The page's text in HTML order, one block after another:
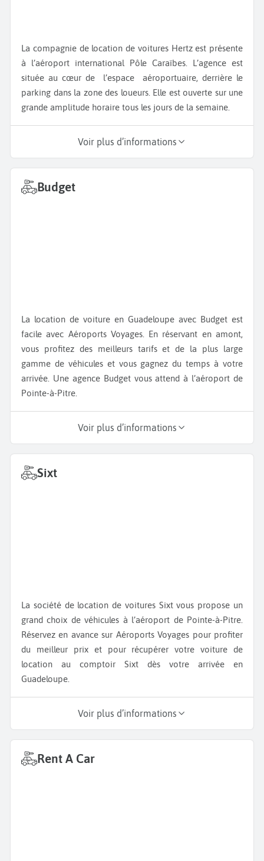
La compagnie de location de voitures Hertz est présente
à l’aéroport international Pôle Caraïbes. L’agence est
située au cœur de l’espace aéroportuaire, derrière le
parking dans la zone des loueurs. Elle est ouverte sur une
grande amplitude horaire tous les jours de la semaine.
Voir plus d’informations
Budget
La location de voiture en Guadeloupe avec Budget est
facile avec Aéroports Voyages. En réservant en amont,
vous profitez des meilleurs tarifs et de la plus large
gamme de véhicules et vous gagnez du temps à votre
arrivée. Une agence Budget vous attend à l’aéroport de
Pointe-à-Pitre.
Voir plus d’informations
Sixt
La société de location de voitures Sixt vous propose un
grand choix de véhicules à l’aéroport de Pointe-à-Pitre.
Réservez en avance sur Aéroports Voyages pour profiter
du meilleur prix et pour récupérer votre voiture de
location au comptoir Sixt dès votre arrivée en
Guadeloupe.
Voir plus d’informations
Rent A Car